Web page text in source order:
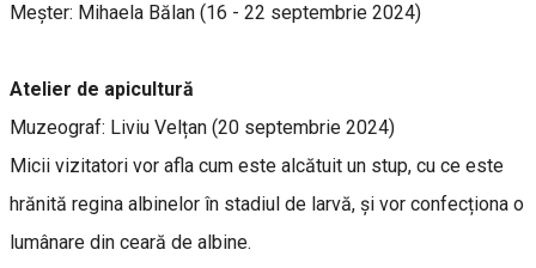
Meșter: Mihaela Bălan (16 - 22 septembrie 2024)
Atelier de apicultură
Muzeograf: Liviu Velțan (20 septembrie 2024)
Micii vizitatori vor afla cum este alcătuit un stup, cu ce este
hrănită regina albinelor în stadiul de larvă, și vor confecționa o
lumânare din ceară de albine.